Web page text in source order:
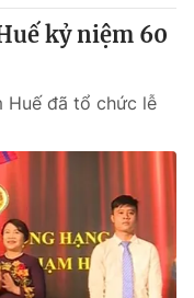
kỷ niệm 60
Huế đã tổ chức lễ